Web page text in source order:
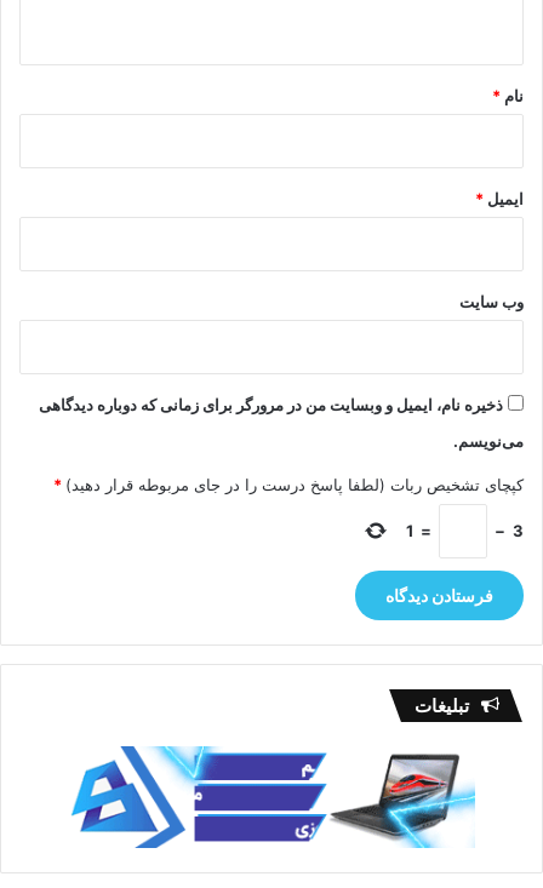
نام *
ایمیل *
وب‌ سایت
ذخیره نام، ایمیل و وبسایت من در مرورگر برای زمانی که دوباره دیدگاهی
می‌نویسم.
کپچای تشخیص ربات (لطفا پاسخ درست را در جای مربوطه قرار دهید) *
3
−
=
1
تبلیغات